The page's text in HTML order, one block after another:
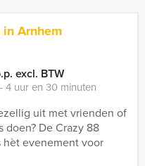
Arnhem
excl. BTW
4 uur en 30 minuten
uit met vrienden of
De Crazy 88
hèt evenement voor